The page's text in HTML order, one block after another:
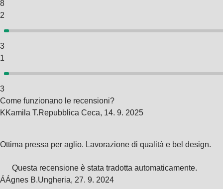
8
2
3
1
3
Come funzionano le recensioni?
KKamila T.Repubblica Ceca, 14. 9. 2025
Ottima pressa per aglio. Lavorazione di qualità e bel design.
Questa recensione è stata tradotta automaticamente.
ÁÁgnes B.Ungheria, 27. 9. 2024